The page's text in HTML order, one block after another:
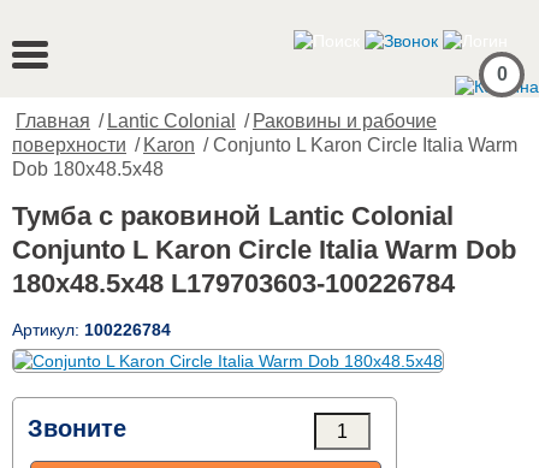
0
Главная / Lantic Colonial / Раковины и рабочие
поверхности / Karon / Conjunto L Karon Circle Italia Warm
Dob 180x48.5x48
Тумба с раковиной Lantic Colonial
Conjunto L Karon Circle Italia Warm Dob
180x48.5x48 L179703603-100226784
Артикул: 100226784
Звоните